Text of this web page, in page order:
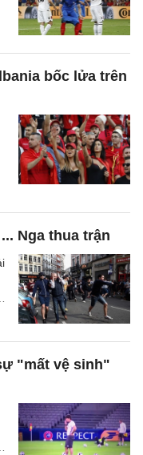
bốc lửa trên
Nga thua trận
"mất vệ sinh"